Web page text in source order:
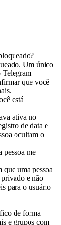
Um único
Telegram
que você
está
ativa no
de data e
ocultam o
pessoa me
que uma pessoa
e não
para o usuário
de forma
e grupos com